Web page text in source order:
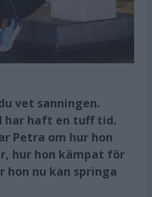
vet sanningen.
har haft en tuff tid.
Petra om hur hon
hur hon kämpat för
hon nu kan springa